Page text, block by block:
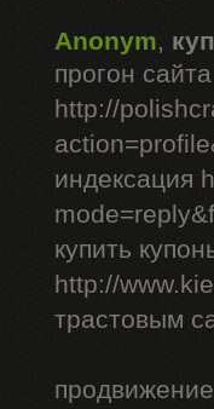
Anonym,
прогон
http://
индексация
купить
http://
трастовым